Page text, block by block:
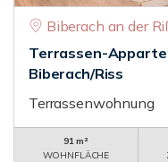
Biberach an der
Terrassen-
Biberach/Riss
Terrassenwohnung
91 m²
WOHNFLÄCHE